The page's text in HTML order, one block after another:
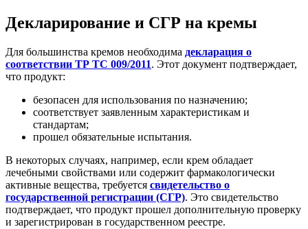
Декларирование и СГР на кремы
Для большинства кремов необходима декларация о
соответствии ТР ТС 009/2011. Этот документ подтверждает,
что продукт:
безопасен для использования по назначению;
соответствует заявленным характеристикам и
стандартам;
прошел обязательные испытания.
В некоторых случаях, например, если крем обладает
лечебными свойствами или содержит фармакологически
активные вещества, требуется свидетельство о
государственной регистрации (СГР). Это свидетельство
подтверждает, что продукт прошел дополнительную проверку
и зарегистрирован в государственном реестре.